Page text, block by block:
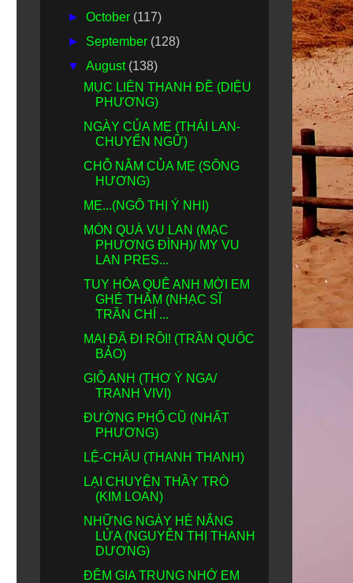
►October (117)
► September (128)
▼August (138)
MỤC LIÊN THANH ĐỀ (DIỆU
PHƯƠNG)
NGÀY CỦA MẸ (THÁI LAN-
CHUYỂN NGỮ)
CHỖ NẰM CỦA MẸ (SÔNG
HƯƠNG)
MẸ...(NGÔ THỊ Ý NHI)
MÓN QUÀ VU LAN (MẠC
PHƯƠNG ĐÌNH)/ MY VU
LAN PRES...
TUY HÒA QUÊ ANH MỜI EM
GHÉ THĂM (NHẠC SĨ
TRẦN CHÍ ...
MAI ĐÃ ĐI RỒI! (TRẦN QUỐC
BẢO)
GIỖ ANH (THƠ Ý NGA/
TRANH VIVI)
ĐƯỜNG PHỐ CŨ (NHẤT
PHƯƠNG)
LỆ-CHÂU (THANH THANH)
LẠI CHUYỆN THẦY TRÒ
(KIM LOAN)
NHỮNG NGÀY HÈ NẮNG
LỬA (NGUYỄN THỊ THANH
DƯƠNG)
ĐÊM GIA TRUNG NHỚ EM